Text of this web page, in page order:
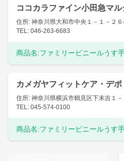
ココカラファイン小田急マル
住所: 神奈川県大和市中央１－１－２
TEL: 046-263-6683
商品名:ファミリービニールうす
カメガヤフィットケア・デ
住所: 神奈川県横浜市鶴見区下末吉１－
TEL: 045-574-0100
商品名:ファミリービニールうす